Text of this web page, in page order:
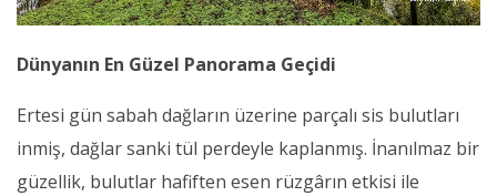
Dünyanın En Güzel Panorama Geçidi
Ertesi gün sabah dağların üzerine parçalı sis bulutları
inmiş, dağlar sanki tül perdeyle kaplanmış. İnanılmaz bir
güzellik, bulutlar hafiften esen rüzgârın etkisi ile